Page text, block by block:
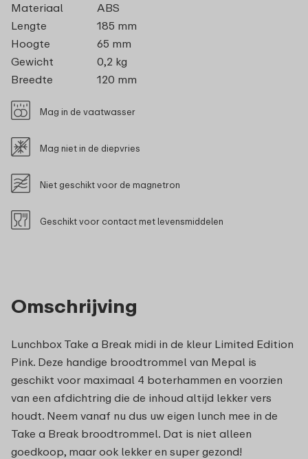
Omschrijving
Lunchbox Take a Break midi in de kleur Limited Edition
Pink. Deze handige broodtrommel van Mepal is
geschikt voor maximaal 4 boterhammen en voorzien
van een afdichtring die de inhoud altijd lekker vers
houdt. Neem vanaf nu dus uw eigen lunch mee in de
Take a Break broodtrommel. Dat is niet alleen
goedkoop, maar ook lekker en super gezond!
Materiaal
ABS
Lengte
185 mm
Hoogte
65 mm
Gewicht
0,2 kg
Breedte
120 mm
Mag in de vaatwasser
Mag niet in de diepvries
Niet geschikt voor de magnetron
Geschikt voor contact met levensmiddelen